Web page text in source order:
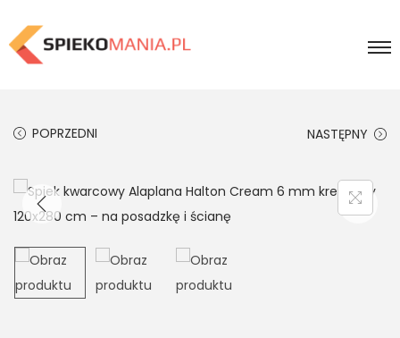
POPRZEDNI NASTĘPNY